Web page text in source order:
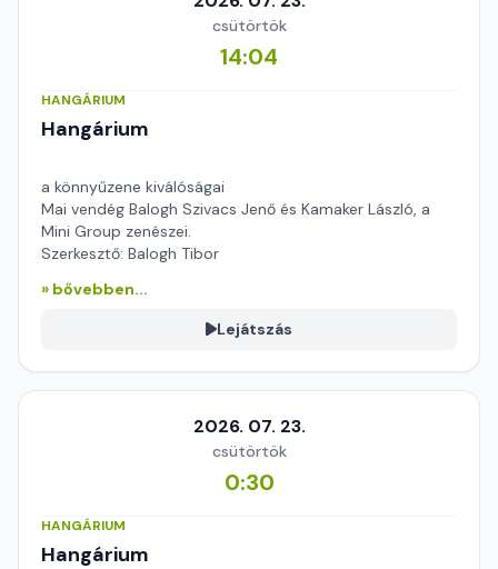
csütörtök
14:04
HANGÁRIUM
Hangárium
a könnyűzene kiválóságai
Mai vendég Balogh Szivacs Jenő és Kamaker László, a
Mini Group zenészei.
Szerkesztő: Balogh Tibor
» bővebben...
Lejátszás
2026. 07. 23.
csütörtök
0:30
HANGÁRIUM
Hangárium